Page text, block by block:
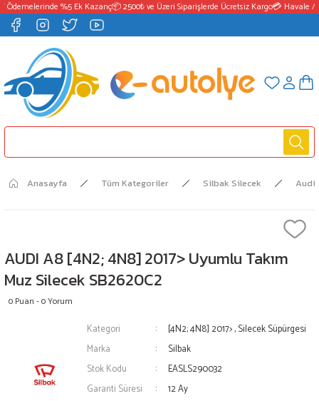
%5 Ek Kazanç📦 2500₺ ve Üzeri Siparişlerde Ücretsiz Kargo💳 Havale /
Anasayfa Tüm Kategoriler Silbak Silecek Audi
AUDI A8 [4N2; 4N8] 2017> Uyumlu Takım
Muz Silecek SB2620C2
0 Puan - 0 Yorum
Kategori [4N2; 4N8] 2017>,Silecek Süpürgesi
Marka
Silbak
Stok Kodu
EASLS290032
Garanti Süresi
12 Ay